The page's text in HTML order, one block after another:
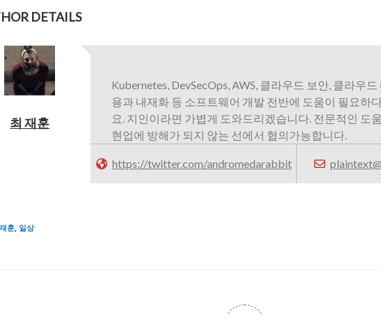
DETAILS
최 재훈
Kubernetes, DevSecOps, AWS, 클라우드 보안, 클라우드
용과 내재화 등 소프트웨어 개발 전반에 도움이 필요하
요. 지인이라면 가볍게 도와드리겠습니다. 전문적인 도
현업에 방해가 되지 않는 선에서 협의가능합니다.
https://twitter.com/andromedarabbit
재훈, 일상